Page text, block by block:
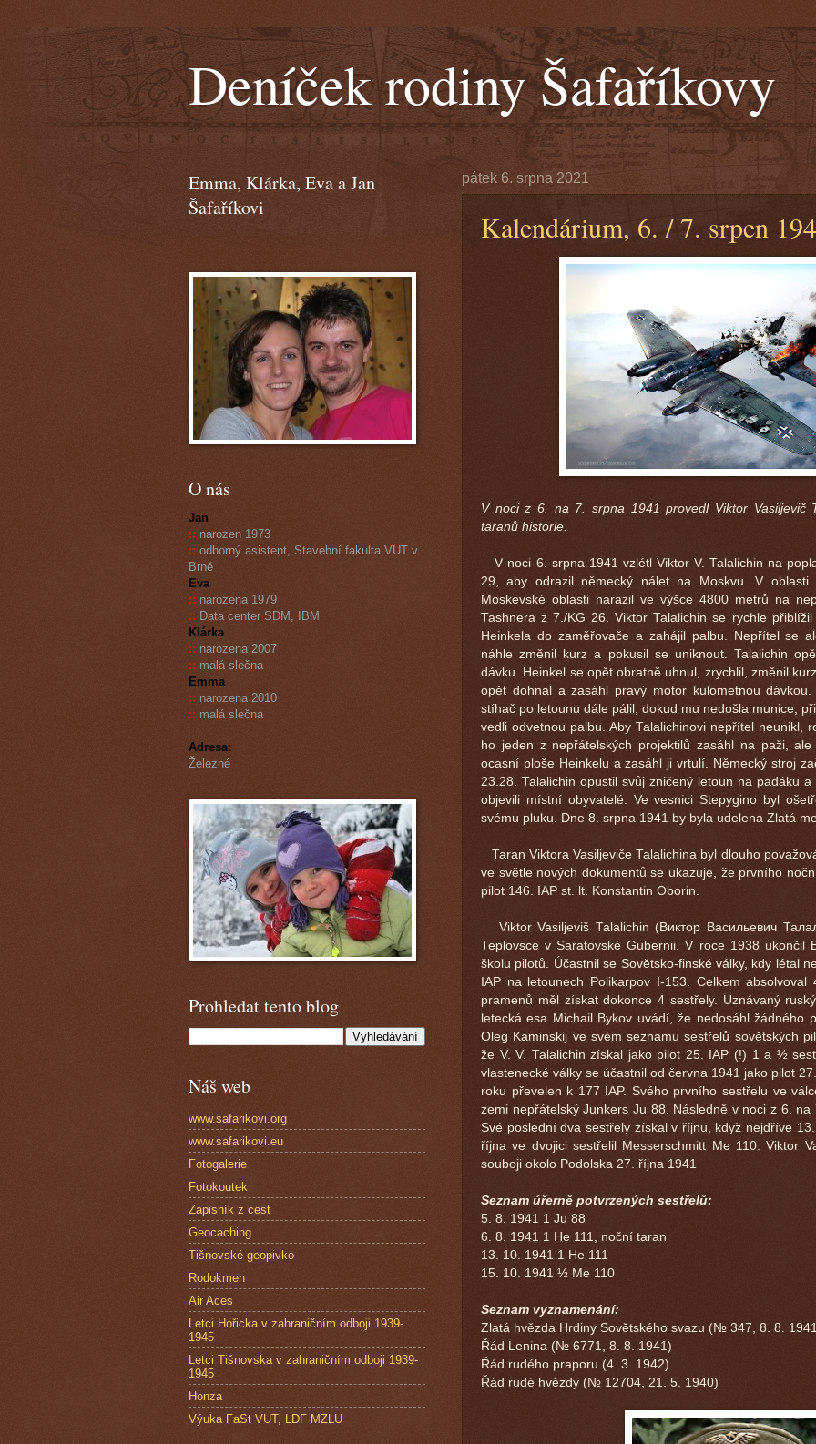
Deníček rodiny Šafaříkovy
pátek 6. srpna 2021
Kalendárium, 6. / 7. srpen
V noci z 6. na 7. srpna 1941 provedl Viktor Vasiljevič
taranů historie.
V noci 6. srpna 1941 vzlétl Viktor V. Talalichin na
29, aby odrazil německý nálet na Moskvu. V oblasti
Moskevské oblasti narazil ve výšce 4800 metrů na
Tashnera z 7./KG 26. Viktor Talalichin se rychle
Heinkela do zaměřovače a zahájil palbu. Nepřítel se
náhle změnil kurz a pokusil se uniknout. Talalichin
dávku. Heinkel se opět obratně uhnul, zrychlil, změnil
opět dohnal a zasáhl pravý motor kulometnou
stíhač po letounu dále pálil, dokud mu nedošla munice,
vedli odvetnou palbu. Aby Talalichinovi nepřítel neunikl,
ho jeden z nepřátelských projektilů zasáhl na paži,
ocasní ploše Heinkelu a zasáhl ji vrtulí. Německý stroj
23.28. Talalichin opustil svůj zničený letoun na padáku
objevili místní obyvatelé. Ve vesnici Stepygino byl
svému pluku. Dne 8. srpna 1941 by byla udelena Zlatá
Taran Viktora Vasiljeviče Talalichina byl dlouho
ve světle nových dokumentů se ukazuje, že prvního
pilot 146. IAP st. lt. Konstantin Oborin.
Viktor Vasiljeviš Talalichin (Виктор Васильевич
Teplovsce v Saratovské Gubernii. V roce 1938 ukončil
školu pilotů. Účastnil se Sovětsko-finské války, kdy létal
IAP na letounech Polikarpov I-153. Celkem
pramenů měl získat dokonce 4 sestřely. Uznávaný
letecká esa Michail Bykov uvádí, že nedosáhl žádného
Oleg Kaminskij ve svém seznamu sestřelů sovětských
že V. V. Talalichin získal jako pilot 25. IAP (!) 1 a ½
vlastenecké války se účastnil od června 1941 jako pilot
roku převelen k 177 IAP. Svého prvního sestřelu ve
zemi nepřátelský Junkers Ju 88. Následně v noci z 6.
Své poslední dva sestřely získal v říjnu, když nejdříve
října ve dvojici sestřelil Messerschmitt Me 110. Viktor
souboji okolo Podolska 27. října 1941
Seznam úřerně potvrzených sestřelů:
5. 8. 1941 1 Ju 88
6. 8. 1941 1 He 111, noční taran
13. 10. 1941 1 He 111
15. 10. 1941 ½ Me 110
Seznam vyznamenání:
Zlatá hvězda Hrdiny Sovětského svazu (№ 347, 8. 8.
Řád Lenina (№ 6771, 8. 8. 1941)
Řád rudého praporu (4. 3. 1942)
Řád rudé hvězdy (№ 12704, 21. 5. 1940)
Emma, Klárka, Eva a Jan
Šafaříkovi
O nás
Jan
:: narozen 1973
:: odborný asistent, Stavební fakulta VUT v
Brně
Eva
:: narozena 1979
:: Data center SDM, IBM
Klárka
:: narozena 2007
:: malá slečna
Emma
:: narozena 2010
:: malá slečna
Adresa:
Železné
Prohledat tento blog
Náš web
www.safarikovi.org
www.safarikovi.eu
Fotogalerie
Fotokoutek
Zápisník z cest
Geocaching
Tišnovské geopivko
Rodokmen
Air Aces
Letci Hořicka v zahraničním odboji 1939-
1945
Letci Tišnovska v zahraničním odboji 1939-
1945
Honza
Výuka FaSt VUT, LDF MZLU